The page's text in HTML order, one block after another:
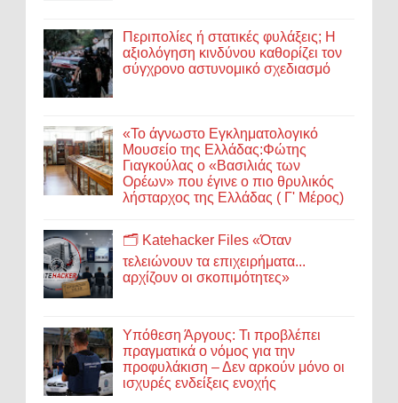
Περιπολίες ή στατικές φυλάξεις; Η
αξιολόγηση κινδύνου καθορίζει τον
σύγχρονο αστυνομικό σχεδιασμό
«Το άγνωστο Εγκληματολογικό
Μουσείο της Ελλάδας:Φώτης
Γιαγκούλας ο «Βασιλιάς των
Ορέων» που έγινε ο πιο θρυλικός
λήσταρχος της Ελλάδας ( Γ' Μέρος)
🗂️ Katehacker Files «Όταν
τελειώνουν τα επιχειρήματα...
αρχίζουν οι σκοπιμότητες»
Υπόθεση Άργους: Τι προβλέπει
πραγματικά ο νόμος για την
προφυλάκιση – Δεν αρκούν μόνο οι
ισχυρές ενδείξεις ενοχής